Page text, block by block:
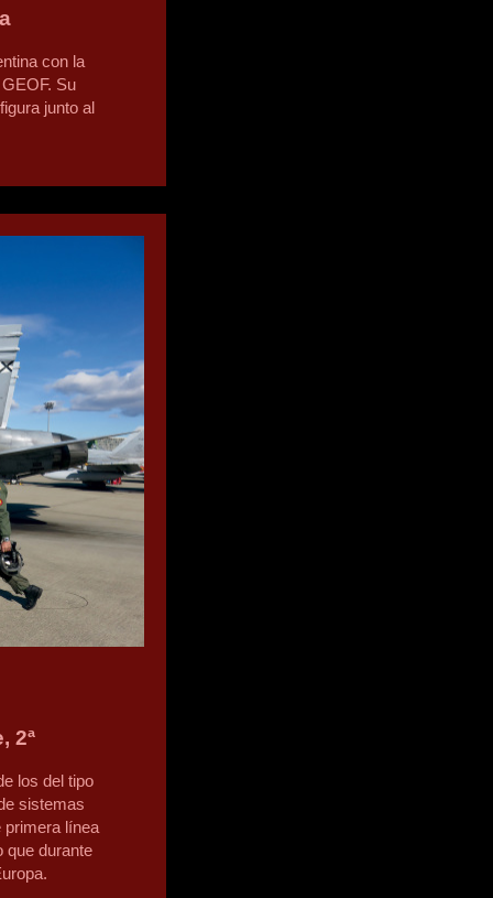
con la
Su
junto al
2ª
los del tipo
sistemas
línea
que durante